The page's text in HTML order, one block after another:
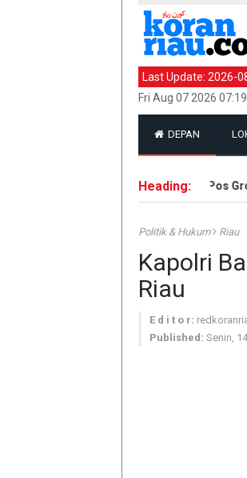
Last Update: 2026-
Fri Aug 07 2026
DEPAN
Heading:
Hak Eks Karyawan Riau Pos
Politik & Hukum Riau
Kapolri
Riau
E d i t o r:
Published: Senin,